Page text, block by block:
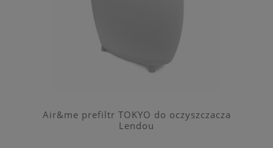
Air&me prefiltr TOKYO do oczyszczacza
Lendou